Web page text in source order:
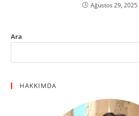
Ağustos 29, 2025
Ara
HAKKIMDA